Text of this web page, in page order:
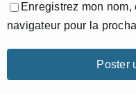
Enregistrez mon
navigateur pour la